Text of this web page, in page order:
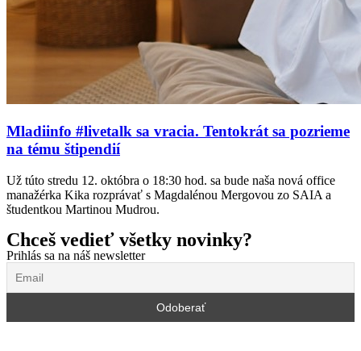
Mladiinfo #livetalk sa vracia. Tentokrát sa pozrieme
na tému štipendií
Už túto stredu 12. októbra o 18:30 hod. sa bude naša nová office
manažérka Kika rozprávať s Magdalénou Mergovou zo SAIA a
študentkou Martinou Mudrou.
Chceš vedieť všetky novinky?
Prihlás sa na náš newsletter